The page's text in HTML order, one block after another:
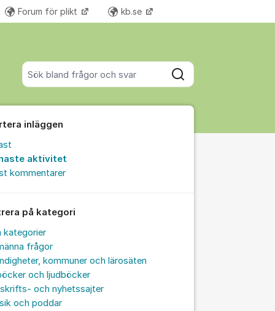
Sök bland alla inlägg
Sök
Forum för plikt kb.se Fler supportlänkar
inläggen
aktivitet
kommentarer
på kategori
kategorier
frågor
kommuner och lärosäten
och ljudböcker
och nyhetssajter
och poddar